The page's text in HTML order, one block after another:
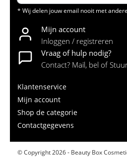
* Wij delen jouw email nooit met
Mijn account
Inloggen / registreren
Vraag of hulp nodig?
Contact? Mail, bel of
Klantenservice
Mijn account
Shop de categorie
Contactgegevens
© Copyright 2026 - Beauty Box